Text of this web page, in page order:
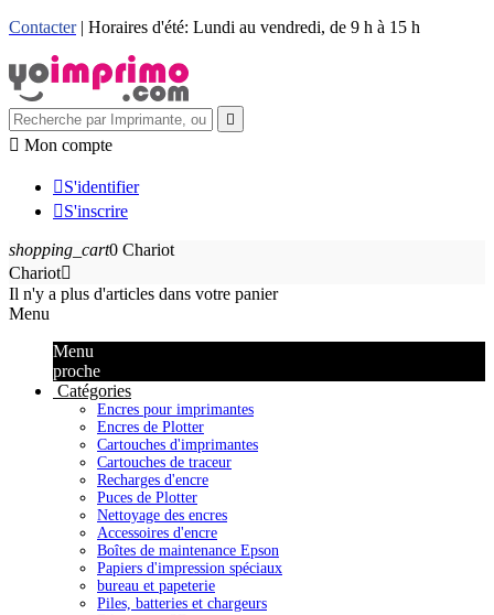
Contacter| Horaires d'été: Lundi au vendredi, de 9 h à 15 h

 Mon compte
S'identifier
S'inscrire
shopping_cart0 Chariot
Chariot
Il n'y a plus d'articles dans votre panier
Menu
Menu
proche
Catégories
Encres pour imprimantes
Encres de Plotter
Cartouches d'imprimantes
Cartouches de traceur
Recharges d'encre
Puces de Plotter
Nettoyage des encres
Accessoires d'encre
Boîtes de maintenance Epson
Papiers d'impression spéciaux
bureau et papeterie
Piles, batteries et chargeurs